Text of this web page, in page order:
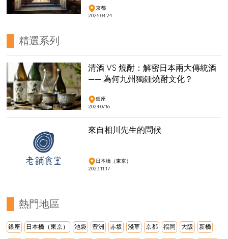
京都
2026.04.24
精選系列
清酒 VS 燒酎：解密日本兩大傳統酒
—— 為何九州獨鍾燒酎文化？
銀座
2024.07.16
來自相川先生的問候
日本橋（東京）
2023.11.17
熱門地區
銀座 日本橋（東京） 池袋 豊洲 赤坂 淺草 京都 福岡 大阪 新橋